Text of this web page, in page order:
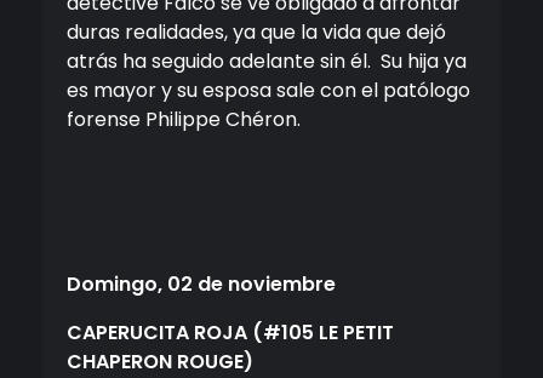
duras realidades, ya que la vida que dejó
atrás ha seguido adelante sin él. Su hija ya
es mayor y su esposa sale con el patólogo
forense Philippe Chéron.
Domingo, 02 de noviembre
CAPERUCITA ROJA (#105 LE PETIT
CHAPERON ROUGE)